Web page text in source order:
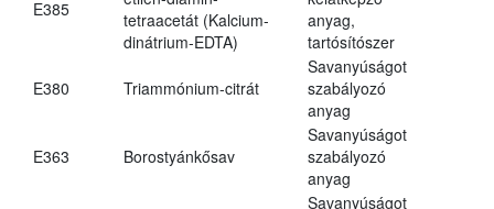
E385
tetraacetát (Kalcium-
dinátrium-EDTA)
anyag,
tartósítószer
E380 Triammónium-citrát
Savanyúságot
szabályozó
anyag
E363 Borostyánkősav
Savanyúságot
szabályozó
anyag
Savanyúságot